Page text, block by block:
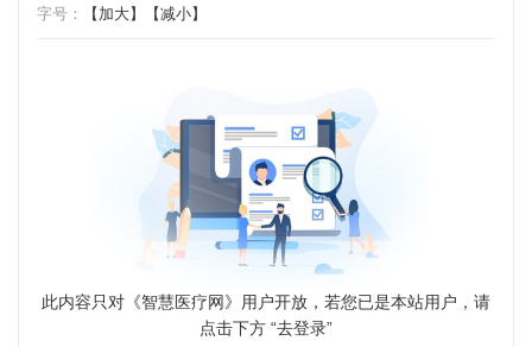
字号：
【加大】 【减小】
此内容只对《智慧医疗网》用户开放，若您已是本站用户，请
点击下方 “去登录”